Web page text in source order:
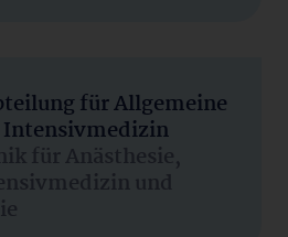
für Allgemeine
Intensivmedizin
für Anästhesie,
und